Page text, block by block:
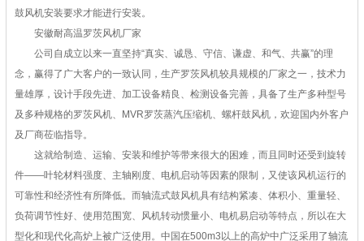
鼓风机安装要求才能进行安装。
安徽耐高温罗茨风机厂家
公司自成立以来一直坚持“真实、诚恳、守信、谦虚、和气、共赢”的理
念，赢得了广大客户的一致认同，生产罗茨风机较具规模的厂家之一，技术力
量雄厚，设计手段先进、加工设备精良、检测设备完善，具备了生产多种型号
及多种规格的罗茨风机、MVR罗茨蒸汽压缩机、螺杆鼓风机，欢迎国内外客户
及厂商莅临指导。
这就给制造、运输、安装和维护等带来很大的困难，而且同时还受到旋转
件——叶轮材料强度、主轴刚度、电机启动等因素的限制，又使该风机运行的
可靠性和经济性有所降低。而轴流式鼓风机具有结构紧凑、体积小、重量轻、
负荷调节性好、使用范围宽、风机转动惯量小、电机易启动等特点，所以在大
型化和现代化高炉上被广泛使用。中国在500m3以上的高炉中广泛采用了轴流